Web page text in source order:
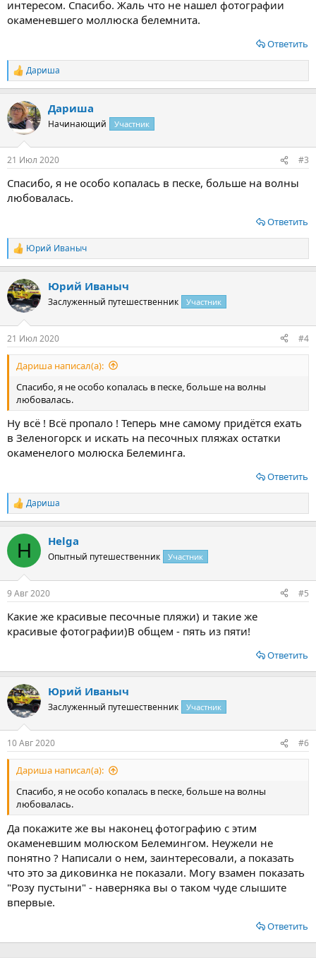
интересом. Спасибо. Жаль что не нашел фотографии
окаменевшего моллюска белемнита.
Ответить
Р
е
к
ц
и
Дариша
Дариша
Начинающий Участник
21 Июл 2020 #3
Спасибо, я не особо копалась в песке, больше на волны
любовалась.
Ответить
Р
е
к
ц
и
Юрий Иваныч
Юрий Иваныч
Заслуженный путешественник Участник
21 Июл 2020 #4
Дариша написал(а):
Спасибо, я не особо копалась в песке, больше на волны
любовалась.
Ну всё ! Всё пропало ! Теперь мне самому придётся ехать
в Зеленогорск и искать на песочных пляжах остатки
окаменелого молюска Белеминга.
Ответить
Р
е
к
и
Дариша
H Helga
Опытный путешественник Участник
9 Авг 2020 #5
Какие же красивые песочные пляжи) и такие же
красивые фотографии)В общем - пять из пяти!
Ответить
Юрий Иваныч
Заслуженный путешественник Участник
10 Авг 2020 #6
Дариша написал(а):
Спасибо, я не особо копалась в песке, больше на волны
любовалась.
Да покажите же вы наконец фотографию с этим
окаменевшим молюском Белемингом. Неужели не
понятно ? Написали о нем, заинтересовали, а показать
что это за диковинка не показали. Могу взамен показать
"Розу пустыни" - наверняка вы о таком чуде слышите
впервые.
Ответить